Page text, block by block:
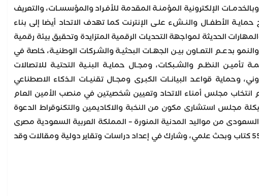
وبالخدمـات الإلكترونية المؤمنـة المقدمة للأفـراد والمؤسسـات، والتعريف
حمايـة الأطفـال والنـشء علـى الإنترنت كما تهدف الاتحاد أيضا إلى بناء
الحديثة لمواجهة التحديات الرقمية المتزايدة وتحقيق بيئة رقمية
العلمي وتعزيز الابتكار والنمو بدعـم التعـاون بيـن الجهـات البحثيـة والشـركات الوطنيـة، خاصة في
تأميـن النظـم والشـبكات، ومجـال حمايـة البنـية التحتيـة للاتصالات
وحماية قواعـد البيانـات الكبـرى ومجـال تقنيـات الـذكاء الاصطناعي
انتخاب مجلس أمناء الاتحاد وتعيين شخصيتين في منصب الأمين العام
مجلس استشارى مكون من النخبة والاكاديمين والتكنوقراط الدعوة
من مواليد المدنية المنورة – المملكة العربية السعودية مصرى
الجنسية ويعد من المفكرين والباحثين في مجال البرلمانى والتطوير والتنمية، وله أكثر من 55 كتاب وبحث علمي، وشارك في إعداد دراسات وتقاير دولية ومقالات وقد